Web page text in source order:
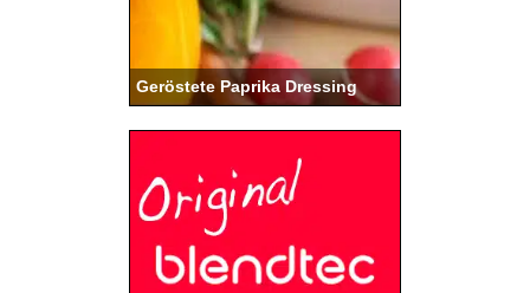
Geröstete Paprika Dressing